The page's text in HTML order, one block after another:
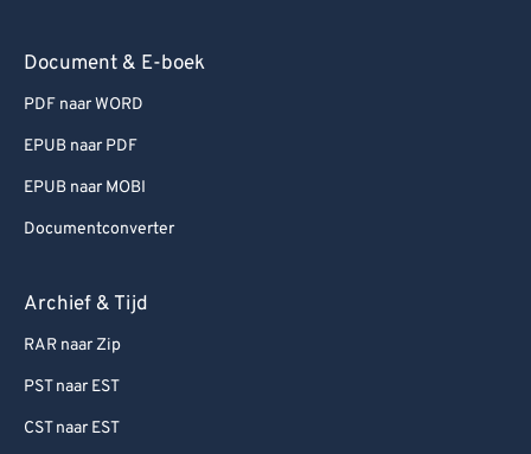
Document & E-boek
PDF naar WORD
EPUB naar PDF
EPUB naar MOBI
Documentconverter
Archief & Tijd
RAR naar Zip
PST naar EST
CST naar EST